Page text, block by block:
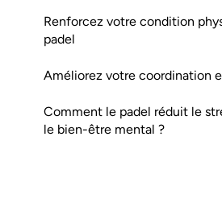
Renforcez votre condition
padel
Améliorez votre coordination
Comment le padel réduit le
le bien-être mental ?